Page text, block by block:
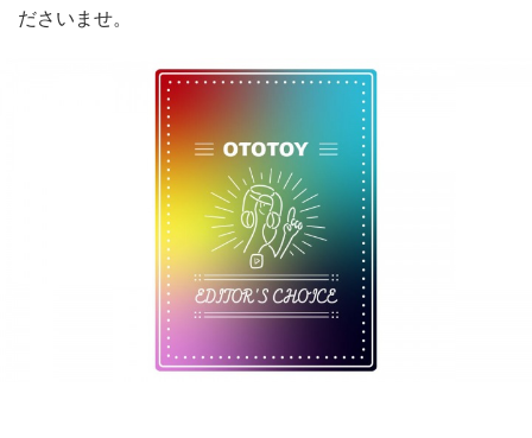
ださいませ。